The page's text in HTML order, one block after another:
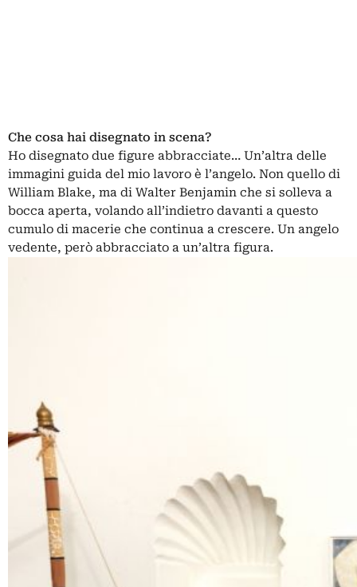
Che cosa hai disegnato in scena?
Ho disegnato due figure abbracciate… Un’altra delle
immagini guida del mio lavoro è l’angelo. Non quello di
William Blake, ma di Walter Benjamin che si solleva a
bocca aperta, volando all’indietro davanti a questo
cumulo di macerie che continua a crescere. Un angelo
vedente, però abbracciato a un’altra figura.